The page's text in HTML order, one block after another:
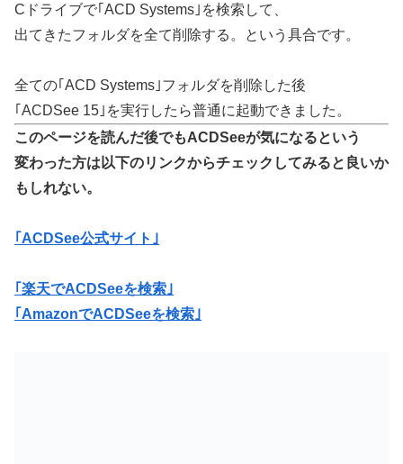
Cドライブで｢ACD Systems｣を検索して、
出てきたフォルダを全て削除する。という具合です。
全ての｢ACD Systems｣フォルダを削除した後
｢ACDSee 15｣を実行したら普通に起動できました。
このページを読んだ後でもACDSeeが気になるという
変わった方は以下のリンクからチェックしてみると良いか
もしれない。
｢ACDSee公式サイト｣
｢楽天でACDSeeを検索｣
｢AmazonでACDSeeを検索｣